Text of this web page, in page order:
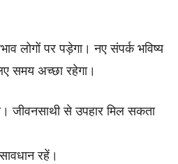
लोगों पर पड़ेगा। नए संपर्क भविष्य
समय अच्छा रहेगा।
जीवनसाथी से उपहार मिल सकता
रहें।